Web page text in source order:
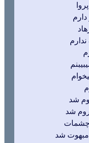
شد
شد
چشمات
شد